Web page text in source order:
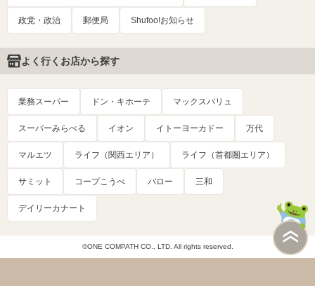
政党・政治 郵便局 Shufoo!お知らせ
よく行くお店から探す
業務スーパー ドン・キホーテ マックスバリュ
スーパーみらべる イオン イトーヨーカドー 万代
マルエツ ライフ（関西エリア） ライフ（首都圏エリア）
サミット コープこうべ バロー 三和
デイリーカナート
©ONE COMPATH CO., LTD. All rights reserved.